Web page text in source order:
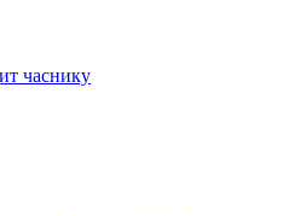
часнику